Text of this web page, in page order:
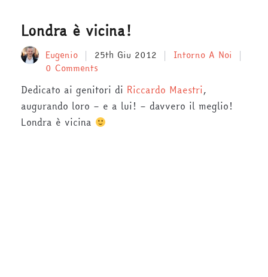
Londra è vicina!
Eugenio 25th Giu 2012
Intorno A Noi
0 Comments
Dedicato ai genitori di Riccardo Maestri,
augurando loro – e a lui! – davvero il meglio!
Londra è vicina